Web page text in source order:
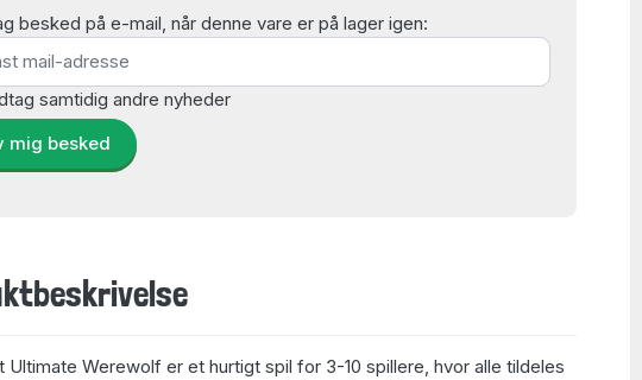
besked på e-mail, når denne vare er på lager igen:
samtidig andre nyheder
mig besked
Ultimate Werewolf er et hurtigt spil for 3-10 spillere, hvor alle tildeles